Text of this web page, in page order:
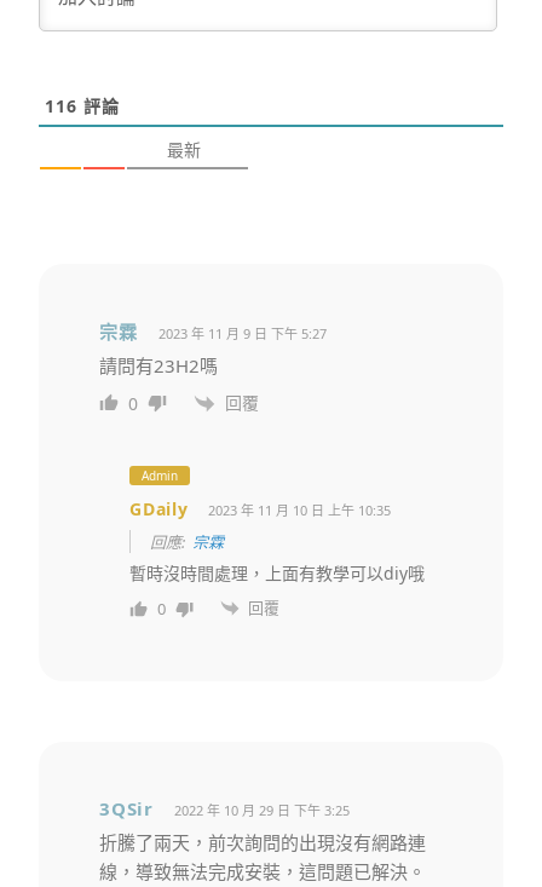
116 評論
最新
宗霖 2023 年 11 月 9 日 下午 5:27
請問有23H2嗎
0 回覆
Admin
GDaily 2023 年 11 月 10 日 上午 10:35
回應: 宗霖
暫時沒時間處理，上面有教學可以diy哦
0 回覆
3QSir 2022 年 10 月 29 日 下午 3:25
折騰了兩天，前次詢問的出現沒有網路連
線，導致無法完成安裝，這問題已解決。